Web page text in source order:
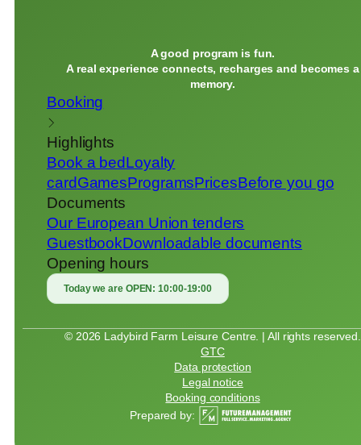
A good program is fun.
A real experience connects, recharges and becomes a
memory.
Booking
Highlights
Book a bedLoyalty
cardGamesProgramsPricesBefore you go
Documents
Our European Union tenders
GuestbookDownloadable documents
Opening hours
Today we are OPEN:10:00-19:00
© 2026 Ladybird Farm Leisure Centre. | All rights reserved.
GTC
Data protection
Legal notice
Booking conditions
Prepared by: